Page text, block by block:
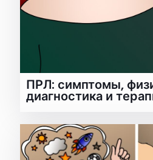
ПРЛ: симптомы,
диагностика и